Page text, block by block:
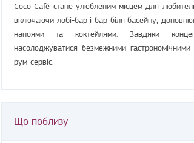
Coco Café стане улюбленим місцем для
включаючи лобі-бар і бар біля басейну,
напоями та коктейлями. Завдяки
насолоджуватися безмежними
рум-сервіс.
Що поблизу